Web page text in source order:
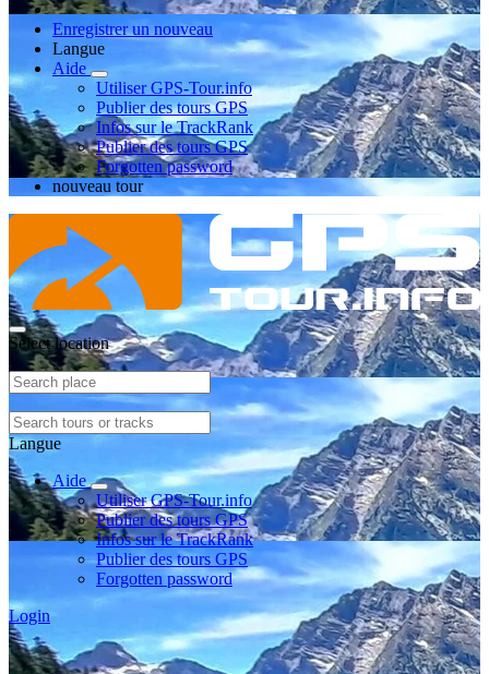
Enregistrer un nouveau
Langue
Aide
Utiliser GPS-Tour.info
Publier des tours GPS
Infos sur le TrackRank
Publier des tours GPS
Forgotten password
nouveau tour
Select location
Langue
Aide
Utiliser GPS-Tour.info
Publier des tours GPS
Infos sur le TrackRank
Publier des tours GPS
Forgotten password
Login